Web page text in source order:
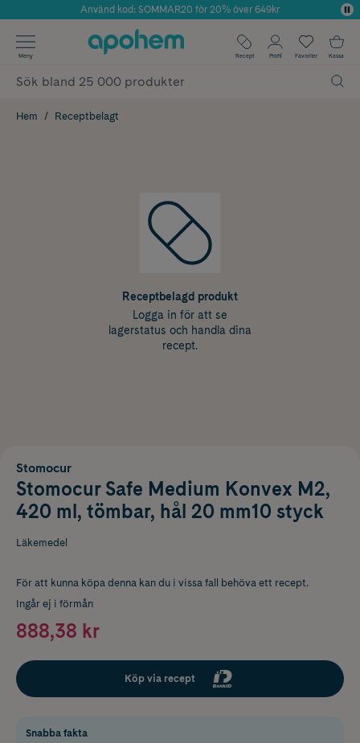
Årets Butik 2025 inom Skönhet
Använd kod: SOMMAR20 för 20% över 649kr
✓ Fri frakt
✓ Poäng på alla köp*
Meny Recept Profil Favoriter Kassa
Hem Receptbelagt
Receptbelagd produkt
Logga in för att se
lagerstatus och handla dina
recept.
Stomocur
Stomocur Safe Medium Konvex M2,
420 ml, tömbar, hål 20 mm10 styck
Läkemedel
För att kunna köpa denna kan du i vissa fall behöva ett recept.
Ingår ej i förmån
888,38 kr
Köp via recept
Snabba fakta